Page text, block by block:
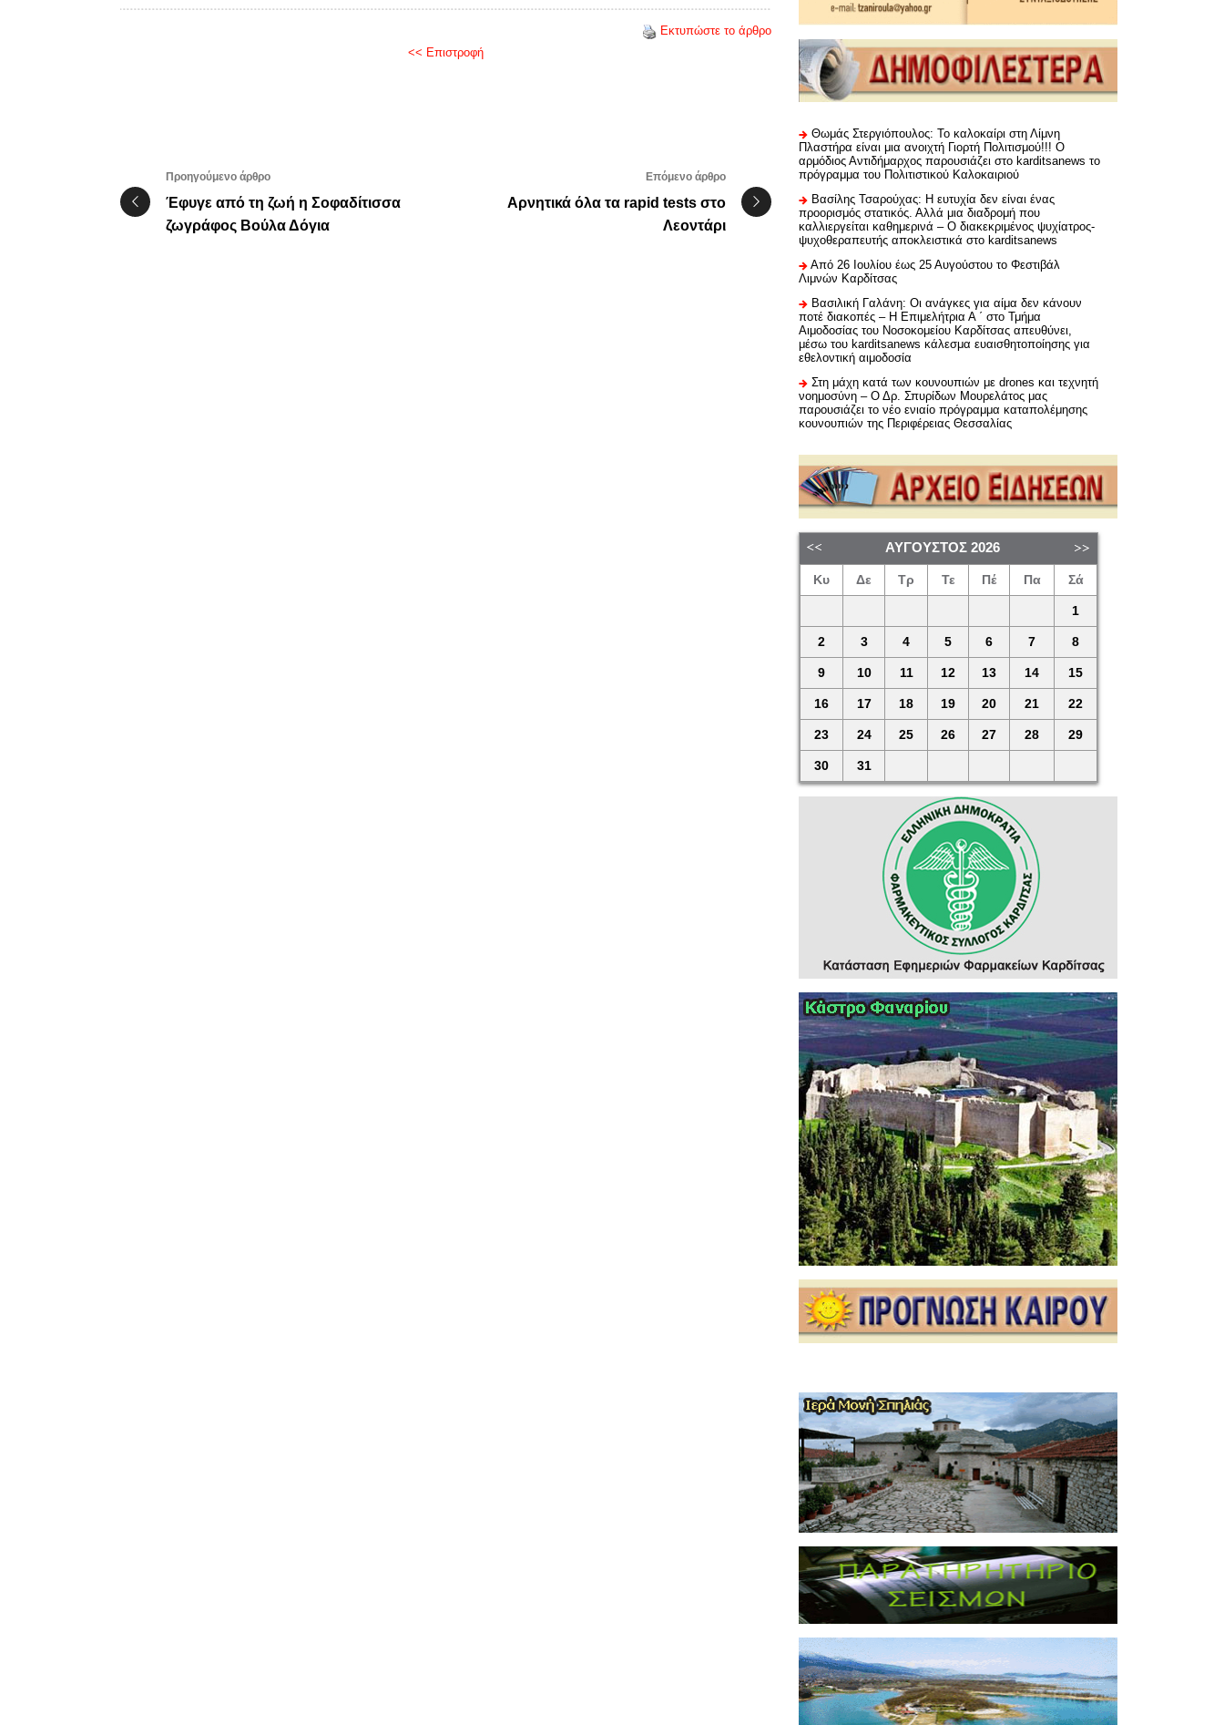
Εκτυπώστε το άρθρο
<< Επιστροφή
Προηγούμενο άρθρο
Έφυγε από τη ζωή η Σοφαδίτισσα
ζωγράφος Βούλα Δόγια
Επόμενο άρθρο
Αρνητικά όλα τα rapid tests στο
Λεοντάρι
Θωμάς Στεργιόπουλος: Το καλοκαίρι στη Λίμνη
Πλαστήρα είναι μια ανοιχτή Γιορτή Πολιτισμού!!! Ο
αρμόδιος Αντιδήμαρχος παρουσιάζει στο karditsanews το
πρόγραμμα του Πολιτιστικού Καλοκαιριού
Βασίλης Τσαρούχας: Η ευτυχία δεν είναι ένας
προορισμός στατικός. Αλλά μια διαδρομή που
καλλιεργείται καθημερινά – Ο διακεκριμένος ψυχίατρος-
ψυχοθεραπευτής αποκλειστικά στο karditsanews
Από 26 Ιουλίου έως 25 Αυγούστου το Φεστιβάλ
Λιμνών Καρδίτσας
Βασιλική Γαλάνη: Οι ανάγκες για αίμα δεν κάνουν
ποτέ διακοπές – Η Επιμελήτρια Α ΄ στο Τμήμα
Αιμοδοσίας του Νοσοκομείου Καρδίτσας απευθύνει,
μέσω του karditsanews κάλεσμα ευαισθητοποίησης για
εθελοντική αιμοδοσία
Στη μάχη κατά των κουνουπιών με drones και τεχνητή
νοημοσύνη – Ο Δρ. Σπυρίδων Μουρελάτος μας
παρουσιάζει το νέο ενιαίο πρόγραμμα καταπολέμησης
κουνουπιών της Περιφέρειας Θεσσαλίας
ΑΎΓΟΥΣΤΟΣ 2026
Κυ Δε Τρ Τε Πέ Πα Σά
1
2 3 4 5 6 7 8
9 10 11 12 13 14 15
16 17 18 19 20 21 22
23 24 25 26 27 28 29
30 31